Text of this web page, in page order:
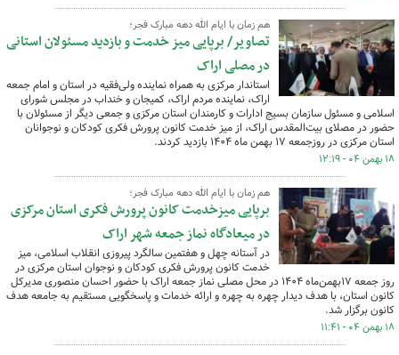
هم زمان با ایام الله دهه مبارک فجر؛
تصاویر/ برپایی میز خدمت و بازدید مسئولان استانی
در مصلی اراک
استاندار مرکزی به همراه نماینده ولی‌فقیه در استان و امام جمعه
اراک، نماینده مردم اراک، کمیجان و خنداب در مجلس شورای
اسلامی و مسئول سازمان بسیج ادارات و کارمندان استان مرکزی و جمعی دیگر از مسئولان با
حضور در مصلای بیت‌المقدس اراک، از میز خدمت کانون پرورش فکری کودکان و نوجوانان
استان مرکزی در روزجمعه ۱۷ بهمن ماه ۱۴۰۴ بازدید کردند.
۱۸ بهمن ۰۴ - ۱۲:۱۹
هم زمان با ایام الله دهه مبارک فجر؛
برپایی میزخدمت کانون پرورش فکری استان مرکزی
در میعادگاه نماز جمعه شهر اراک
در آستانه چهل و هفتمین سالگرد پیروزی انقلاب اسلامی، میز
خدمت کانون پرورش فکری کودکان و نوجوان استان مرکزی در
روز جمعه ۱۷بهمن‌ماه ۱۴۰۴ در محل مصلی نماز جمعه اراک با حضور احسان منصوری مدیرکل
کانون استان، با هدف دیدار چهره به چهره و ارائه خدمات و پاسخگویی مستقیم به جامعه هدف
کانون برگزار شد.
۱۸ بهمن ۰۴ - ۱۱:۴۱